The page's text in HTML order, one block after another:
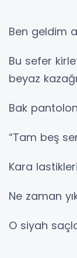
Ben geldim
Bu sefer
beyaz
Bak
“Tam beş
Kara
Ne zaman
O siyah